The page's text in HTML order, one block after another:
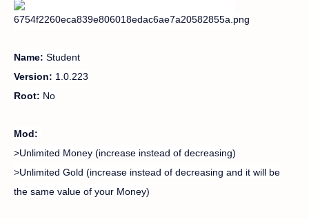
Name: Student
Version: 1.0.223
Root: No
Mod:
>Unlimited Money (increase instead of decreasing)
>Unlimited Gold (increase instead of decreasing and it will be
the same value of your Money)